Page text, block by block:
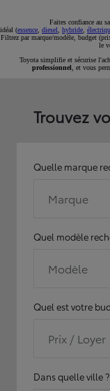
Faites confiance au
idéal (essence diesel hybride
Filtrez par marque/modèle, budget
le
Toyota simplifie et sécurise
professionnel , et vous
Trouvez
Quelle marque
Marque
Quel modèle
Modèle
Quel est votre
Prix / Loyer
Dans quelle ville ?